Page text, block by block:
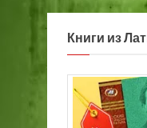
Книги из